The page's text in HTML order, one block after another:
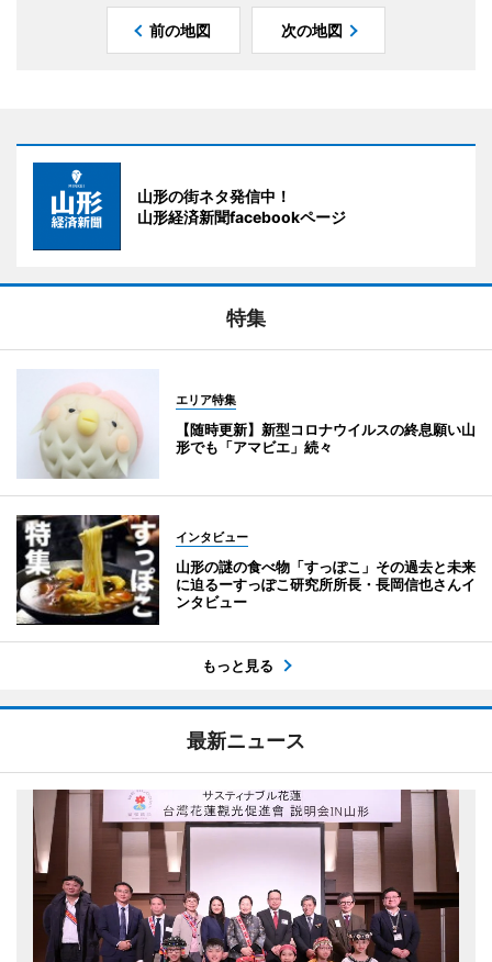
前の地図 次の地図
山形の街ネタ発信中！
山形経済新聞facebookページ
特集
エリア特集
【随時更新】新型コロナウイルスの終息願い山
形でも「アマビエ」続々
インタビュー
山形の謎の食べ物「すっぽこ」その過去と未来
に迫るーすっぽこ研究所所長・長岡信也さんイ
ンタビュー
もっと見る
最新ニュース